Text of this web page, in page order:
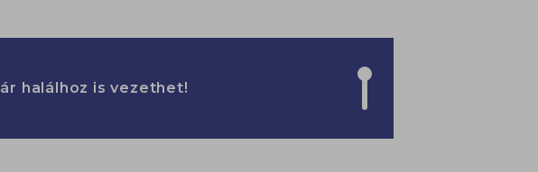
halálhoz is vezethet!